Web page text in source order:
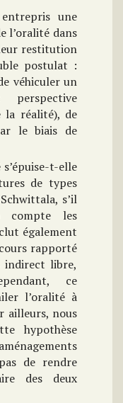
une
l’oralité dans
restitution
postulat :
véhiculer un
perspective
la réalité), de
le biais de
s’épuise-t-elle
de types
s’il
compte les
également
rapporté
indirect libre,
ce
l’oralité à
ailleurs, nous
hypothèse
de rendre
des deux